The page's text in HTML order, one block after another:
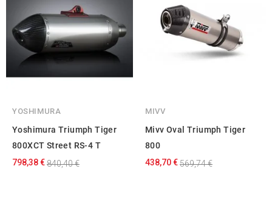
YOSHIMURA
Yoshimura Triumph Tiger
800XCT Street RS-4 T
798,38 €840,40 €
MIVV
Mivv Oval Triumph Tiger
800
438,70 €569,74 €